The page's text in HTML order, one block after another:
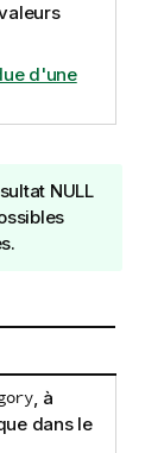
d'une
NULL
, à
dans le